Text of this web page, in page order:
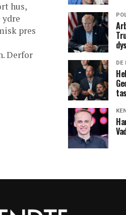
hus,
pres
Derfor
DE